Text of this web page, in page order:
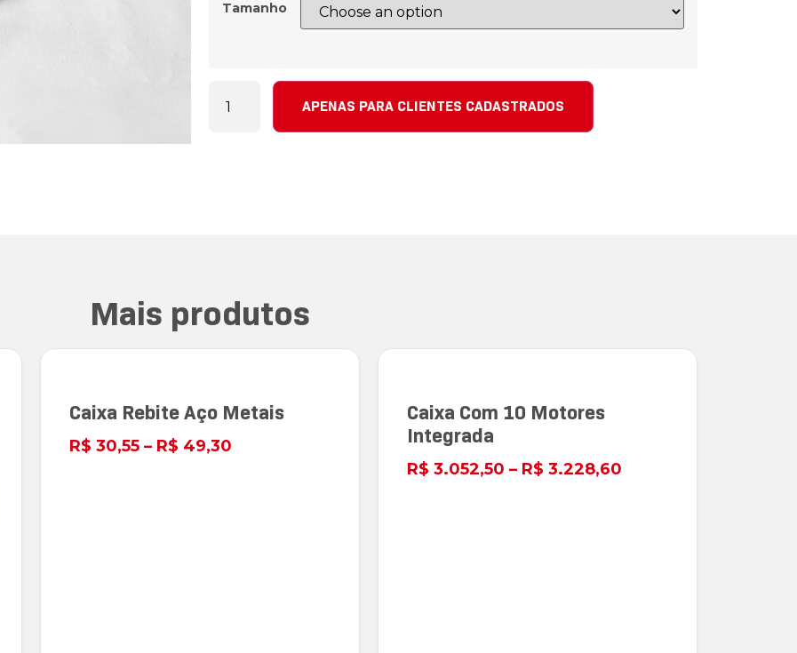
Tamanho
APENAS PARA CLIENTES CADASTRADOS
Mais produtos
Caixa Rebite Aço Metais
R$ 30,55 – R$ 49,30
Caixa Com 10 Motores
Integrada
R$ 3.052,50 – R$ 3.228,60